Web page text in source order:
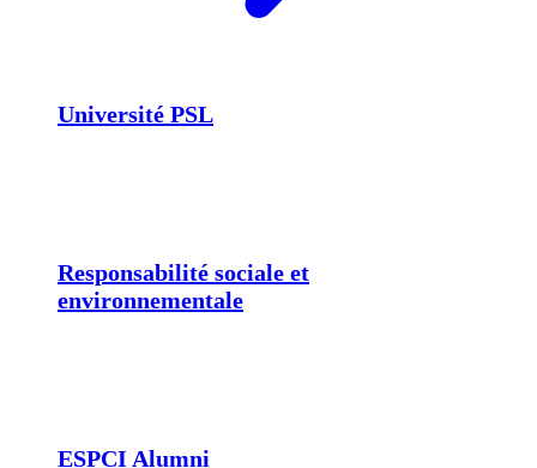
Université PSL
Responsabilité sociale et
environnementale
ESPCI Alumni